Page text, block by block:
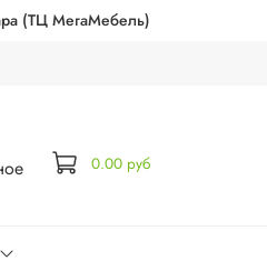
(ТЦ МегаМебель)
0.00 руб